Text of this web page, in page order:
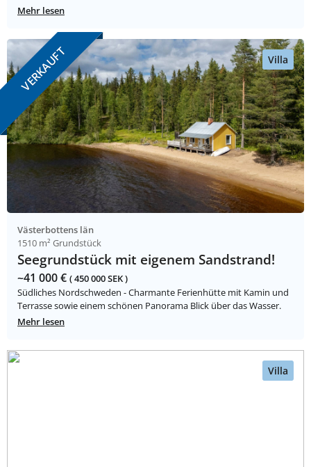
Mehr lesen
Villa
VERKAUFT
Västerbottens län
1510 m² Grundstück
Seegrundstück mit eigenem Sandstrand!
~41 000 € ( 450 000 SEK )
Südliches Nordschweden - Charmante Ferienhütte mit Kamin und
Terrasse sowie einem schönen Panorama Blick über das Wasser.
Mehr lesen
Villa